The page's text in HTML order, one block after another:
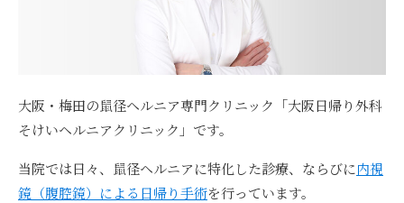
大阪・梅田の鼠径ヘルニア専門クリニック「大阪日帰り外科
そけいヘルニアクリニック」です。
当院では日々、鼠径ヘルニアに特化した診療、ならびに内視
鏡（腹腔鏡）による日帰り手術を行っています。